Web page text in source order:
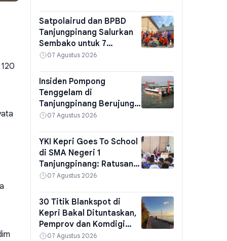
Satpolairud dan BPBD
Tanjungpinang Salurkan
Sembako untuk 7
Penumpang Pompong
Bugis
07 Agustus 2026
Insiden Pompong
Tenggelam di
Tanjungpinang Berujung
Larangan Sandar di
KSOP Pasang Papan
Peringatan
07 Agustus 2026
YKI Kepri Goes To School
di SMA Negeri 1
Tanjungpinang: Ratusan
Pelajar Diajak Deteksi
Darah Gratis
07 Agustus 2026
30 Titik Blankspot di
Kepri Bakal Dituntaskan,
Pemprov dan Komdigi
Bangun 6 BTS di Lingga,
07 Agustus 2026